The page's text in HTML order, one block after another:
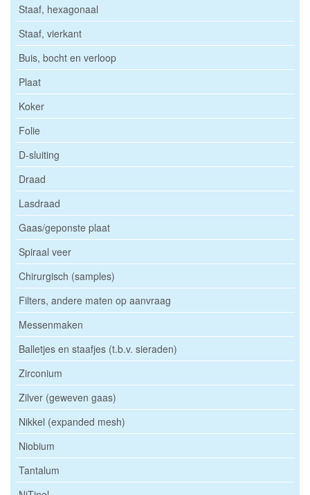
Staaf, hexagonaal
Staaf, vierkant
Buis, bocht en verloop
Plaat
Koker
Folie
D-sluiting
Draad
Lasdraad
Gaas/geponste plaat
Spiraal veer
Chirurgisch (samples)
Filters, andere maten op aanvraag
Messenmaken
Balletjes en staafjes (t.b.v. sieraden)
Zirconium
Zilver (geweven gaas)
Nikkel (expanded mesh)
Niobium
Tantalum